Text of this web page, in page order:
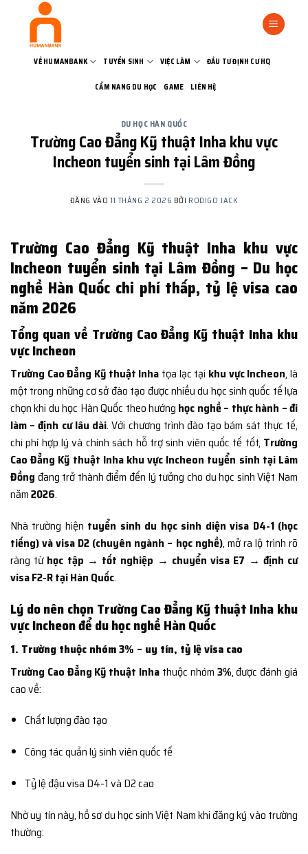
VỀ HUMANBANK TUYỂN SINH VIỆC LÀM ĐẦU TƯ ĐỊNH CƯ HQ
CẨM NANG DU HỌC GAME LIÊN HỆ
DU HỌC HÀN QUỐC
Trường Cao Đẳng Kỹ thuật Inha khu vực
Incheon tuyển sinh tại Lâm Đồng
ĐĂNG VÀO 11 THÁNG 2 2026 BỞI RODIGO JACK
Trường Cao Đẳng Kỹ thuật Inha khu vực
Incheon tuyển sinh tại Lâm Đồng – Du học
nghề Hàn Quốc chi phí thấp, tỷ lệ visa cao
năm 2026
Tổng quan về Trường Cao Đẳng Kỹ thuật Inha khu
vực Incheon
Trường Cao Đẳng Kỹ thuật Inha tọa lạc tại khu vực Incheon, là
một trong những cơ sở đào tạo được nhiều du học sinh quốc tế lựa
chọn khi du học Hàn Quốc theo hướng học nghề – thực hành – đi
làm – định cư lâu dài. Với chương trình đào tạo bám sát thực tế,
chi phí hợp lý và chính sách hỗ trợ sinh viên quốc tế tốt, Trường
Cao Đẳng Kỹ thuật Inha khu vực Incheon tuyển sinh tại Lâm
Đồng đang trở thành điểm đến lý tưởng cho du học sinh Việt Nam
năm2026.
Nhà trường hiện tuyển sinh du học sinh diện visa D4-1 (học
tiếng) và visa D2 (chuyên ngành – học nghề), mở ra lộ trình rõ
ràng từ học tập → tốt nghiệp → chuyển visa E7 → định cư
visa F2-R tại Hàn Quốc.
Lý do nên chọn Trường Cao Đẳng Kỹ thuật Inha khu
vực Incheon để du học nghề Hàn Quốc
1. Trường thuộc nhóm 3% – uy tín, tỷ lệ visa cao
Trường Cao Đẳng Kỹ thuật Inha thuộc nhóm 3%, được đánh giá
cao về:
Chất lượng đào tạo
Công tác quản lý sinh viên quốc tế
Tỷ lệ đậu visa D4-1 và D2 cao
Nhờ uy tín này, hồ sơ du học sinh Việt Nam khi đăng ký vào trường
thường: